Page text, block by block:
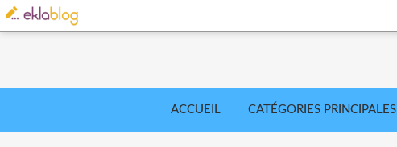
ACCUEIL CATÉGORIES PRINCIPALES